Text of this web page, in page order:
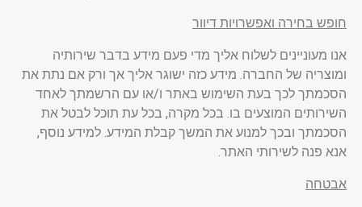
חופש בחירה ואפשרויות דיוור
אנו מעוניינים לשלוח אליך מדי פעם מידע בדבר שירותיה
ומוצריה של החברה. מידע כזה ישוגר אליך אך ורק אם נתת את
הסכמתך לכך בעת השימוש באתר ו/או עם הרשמתך לאחד
השירותים המוצעים בו. בכל מקרה, בכל עת תוכל לבטל את
הסכמתך ובכך למנוע את המשך קבלת המידע. למידע נוסף,
אנא פנה לשירותי האתר.
אבטחה